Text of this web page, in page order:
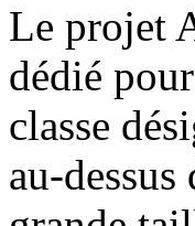
Le projet
dédié
classe
au-